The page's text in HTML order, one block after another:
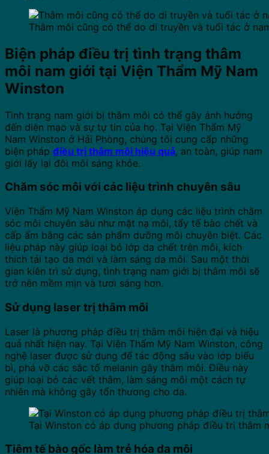
Thâm môi cũng có thể do di truyền và tuổi tác ở
Biện pháp điều trị tình trạng thâm
môi nam giới tại Viện Thẩm Mỹ Nam
Winston
Tình trạng nam giới bị thâm môi có thể gây ảnh hưởng
đến diện mạo và sự tự tin của họ. Tại Viện Thẩm Mỹ
Nam Winston ở Hải Phòng, chúng tôi cung cấp những
biện pháp điều trị thâm môi hiệu quả, an toàn, giúp nam
giới lấy lại đôi môi sáng khỏe.
Chăm sóc môi với các liệu trình chuyên sâu
Viện Thẩm Mỹ Nam Winston áp dụng các liệu trình chăm
sóc môi chuyên sâu như mặt nạ môi, tẩy tế bào chết và
cấp ẩm bằng các sản phẩm dưỡng môi chuyên biệt. Các
liệu pháp này giúp loại bỏ lớp da chết trên môi, kích
thích tái tạo da mới và làm sáng da môi. Sau một thời
gian kiên trì sử dụng, tình trạng nam giới bị thâm môi sẽ
trở nên mềm mịn và tươi sáng hơn.
Sử dụng laser trị thâm môi
Laser là phương pháp điều trị thâm môi hiện đại và hiệu
quả nhất hiện nay. Tại Viện Thẩm Mỹ Nam Winston, công
nghệ laser được sử dụng để tác động sâu vào lớp biểu
bì, phá vỡ các sắc tố melanin gây thâm môi. Điều này
giúp loại bỏ các vết thâm, làm sáng môi một cách tự
nhiên mà không gây tổn thương cho da.
Tại Winston có áp dụng phương pháp điều trị thâm
Tiêm tế bào gốc làm trẻ hóa da môi